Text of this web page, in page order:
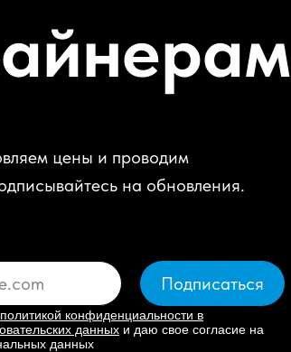
цены и проводим
на обновления.
политикой конфиденциальности в
данных и даю свое согласие на
данных
Подписаться